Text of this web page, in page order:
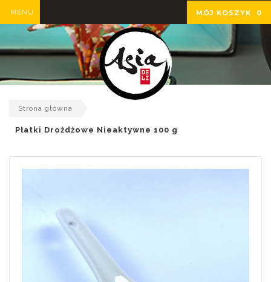
MÓJ KOSZYK 0
MENU
Strona główna
Płatki Drożdżowe Nieaktywne 100 g